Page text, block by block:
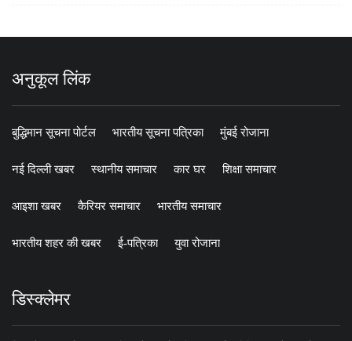
अनुकूल लिंक
बुद्धिमान सूचना पोर्टल भारतीय सूचना पत्रिका मुंबई रोजाना
नई दिल्ली खबर स्थानीय समाचार कार घर शिक्षा समाचार
आइशा खबर कैरियर समाचार भारतीय समाचार
भारतीय शहर की खबर ई-पत्रिका युवा रोजाना
डिस्क्लेमर